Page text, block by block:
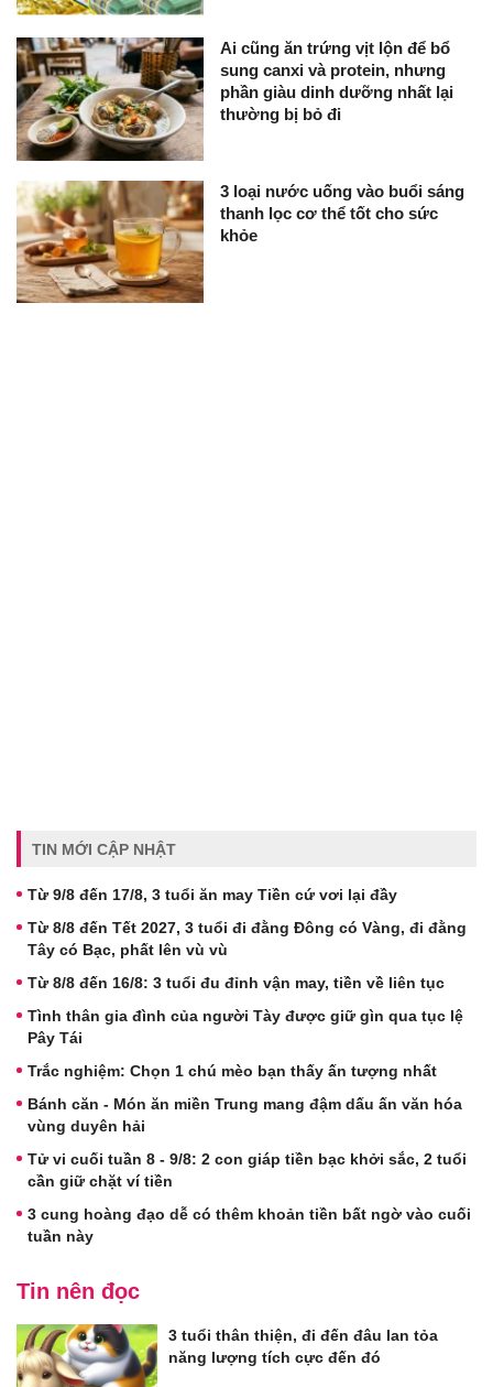
Ai cũng ăn trứng vịt lộn để bổ
sung canxi và protein, nhưng
phần giàu dinh dưỡng nhất lại
thường bị bỏ đi
3 loại nước uống vào buổi sáng
thanh lọc cơ thể tốt cho sức
khỏe
TIN MỚI CẬP NHẬT
Từ 9/8 đến 17/8, 3 tuổi ăn may Tiền cứ vơi lại đầy
Từ 8/8 đến Tết 2027, 3 tuổi đi đằng Đông có Vàng, đi đằng
Tây có Bạc, phất lên vù vù
Từ 8/8 đến 16/8: 3 tuổi đu đỉnh vận may, tiền về liên tục
Tình thân gia đình của người Tày được giữ gìn qua tục lệ
Pây Tái
Trắc nghiệm: Chọn 1 chú mèo bạn thấy ấn tượng nhất
Bánh căn - Món ăn miền Trung mang đậm dấu ấn văn hóa
vùng duyên hải
Tử vi cuối tuần 8 - 9/8: 2 con giáp tiền bạc khởi sắc, 2 tuổi
cần giữ chặt ví tiền
3 cung hoàng đạo dễ có thêm khoản tiền bất ngờ vào cuối
tuần này
Tin nên đọc
3 tuổi thân thiện, đi đến đâu lan tỏa
năng lượng tích cực đến đó